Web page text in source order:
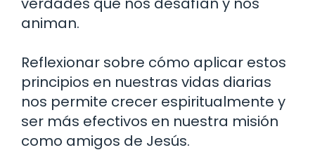
animan.
Reflexionar sobre cómo aplicar estos
principios en nuestras vidas diarias
nos permite crecer espiritualmente y
ser más efectivos en nuestra misión
como amigos de Jesús.